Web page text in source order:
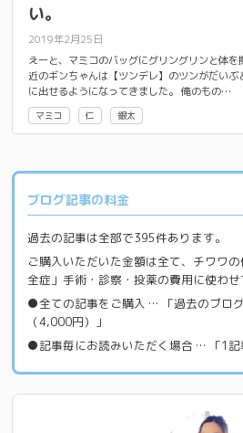
い。
2019年2月25日
えーと、マミコのバッグにグリングリンと体
近のギンちゃんは【ツンデレ】のツンがだい
に出せるようになってきました。 俺のもの…
マミコ 仁 銀太
ブログ記事の料金
過去の記事は全部で395件あります。
ご購入いただいた金額は全て、チワワ
全症」手術・診察・投薬の費用に使わせ
●全ての記事をご購入 … 「過去のブロ
（4,000円）」
●記事毎にお読みいただく場合 … 「1記